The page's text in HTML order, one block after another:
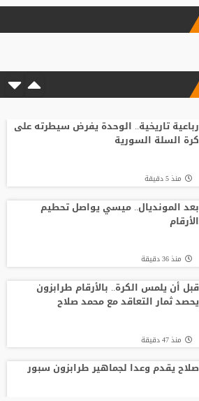
بأرقام استثنائية.. هل يكون كوبارسي
جديدًا
أسطورة التحكيم الإنجليزي يلحق بمحمد
صلاح في تركيا رسميًا
جبهة أوروبية وصديق قديم.. ماذا ينتظر
صلاح في طرابزون؟
رباعية تاريخية.. الوحدة يفرض سيطرته على
كرة السلة السورية
منذ 5 دقيقة
بعد المونديال.. ميسي يواصل تحطيم
الأرقام
منذ 36 دقيقة
قبل أن يلمس الكرة.. بالأرقام طرابزون
يحصد ثمار التعاقد مع محمد صلاح
منذ 47 دقيقة
صلاح يقدم وعدا لجماهير طرابزون سبور